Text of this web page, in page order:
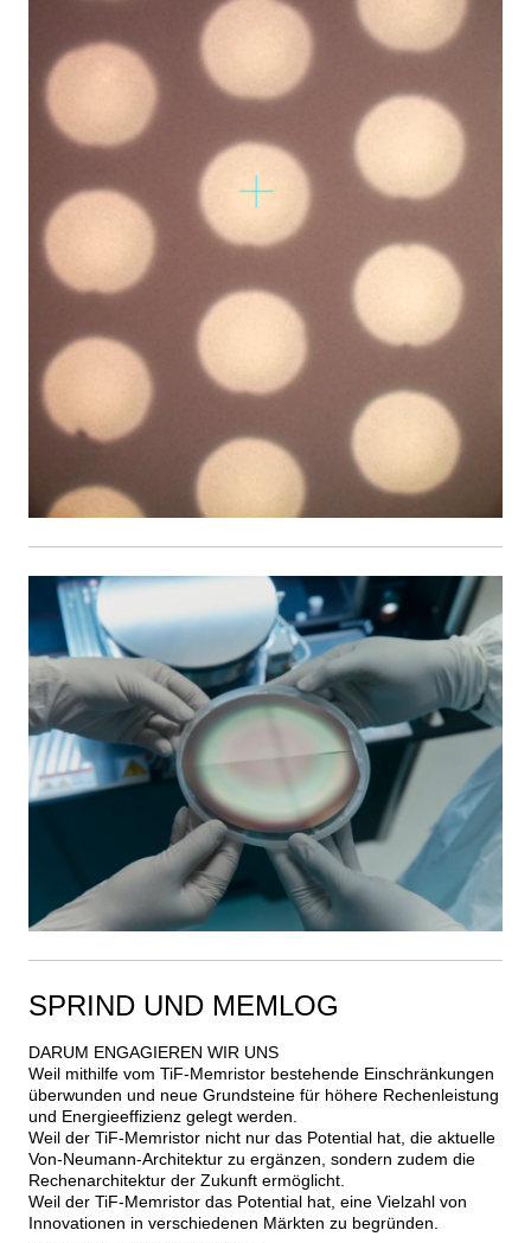
SPRIND UND MEMLOG
DARUM ENGAGIEREN WIR UNS
Weil mithilfe vom TiF-Memristor bestehende Einschränkungen
überwunden und neue Grundsteine für höhere Rechenleistung
und Energieeffizienz gelegt werden.
Weil der TiF-Memristor nicht nur das Potential hat, die aktuelle
Von-Neumann-Architektur zu ergänzen, sondern zudem die
Rechenarchitektur der Zukunft ermöglicht.
Weil der TiF-Memristor das Potential hat, eine Vielzahl von
Innovationen in verschiedenen Märkten zu begründen.